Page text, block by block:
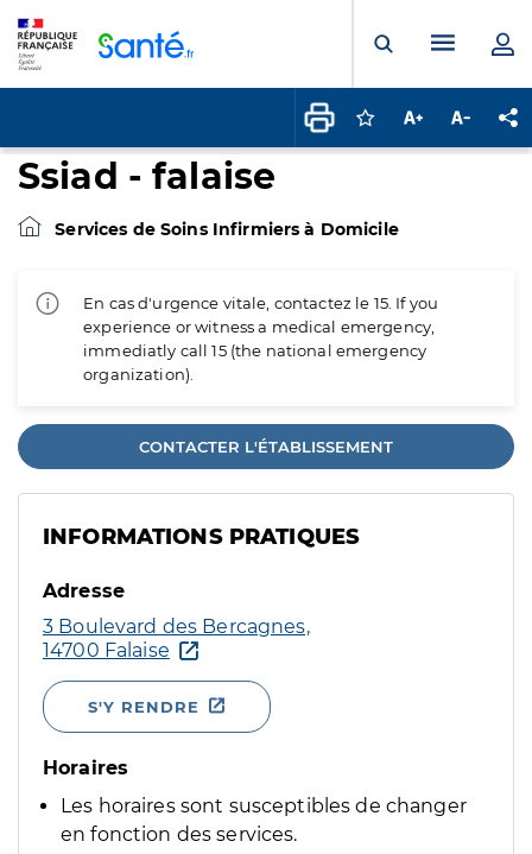
Ouvrir laMenu
Connectez-vous
Augmenter la
Ssiad - falaise
Services de Soins Infirmiers à Domicile
En cas d'urgence vitale, contactez le 15. If you
experience or witness a medical emergency,
immediatly call 15 (the national emergency
organization).
CONTACTER L'ÉTABLISSEMENT
INFORMATIONS PRATIQUES
Adresse
3 Boulevard des Bercagnes,
14700 Falaise
S'Y RENDRE
Horaires
Les horaires sont susceptibles de changer
en fonction des services.